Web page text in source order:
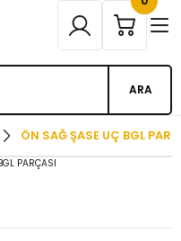
ARA
ÖN SAĞ ŞASE UÇ BGL